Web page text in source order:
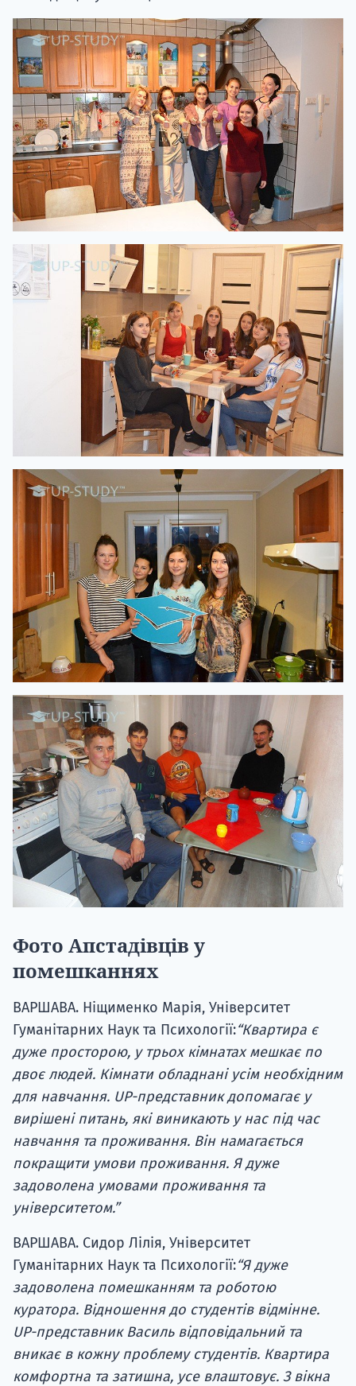
Фото Апстадівців у
помешканнях
ВАРШАВА. Ніщименко Марія, Університет
Гуманітарних Наук та Психології:“Квартира є
дуже просторою, у трьох кімнатах мешкає по
двоє людей. Кімнати обладнані усім необхідним
для навчання. UP-представник допомагає у
вирішені питань, які виникають у нас під час
навчання та проживання. Він намагається
покращити умови проживання. Я дуже
задоволена умовами проживання та
університетом.”
ВАРШАВА. Сидор Лілія, Університет
Гуманітарних Наук та Психології:“Я дуже
задоволена помешканням та роботою
куратора. Відношення до студентів відмінне.
UP-представник Василь відповідальний та
вникає в кожну проблему студентів. Квартира
комфортна та затишна, усе влаштовує. З вікна